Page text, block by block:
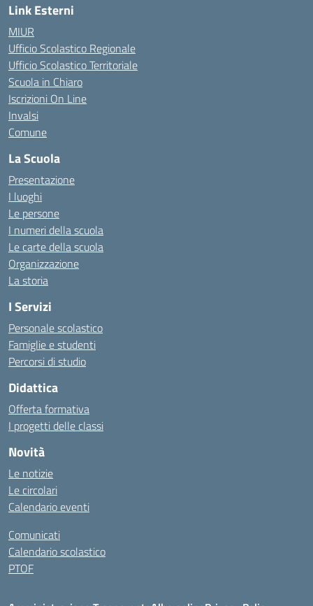
Link Esterni
MIUR
Ufficio Scolastico Regionale
Ufficio Scolastico Territoriale
Scuola in Chiaro
Iscrizioni On Line
Invalsi
Comune
La Scuola
Presentazione
I luoghi
Le persone
I numeri della scuola
Le carte della scuola
Organizzazione
La storia
I Servizi
Personale scolastico
Famiglie e studenti
Percorsi di studio
Didattica
Offerta formativa
I progetti delle classi
Novità
Le notizie
Le circolari
Calendario eventi
Comunicati
Calendario scolastico
PTOF